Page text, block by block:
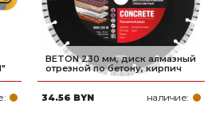
BETON 230 мм, диск алмазный
отрезной по бетону, кирпич
34.56 BYN наличие: